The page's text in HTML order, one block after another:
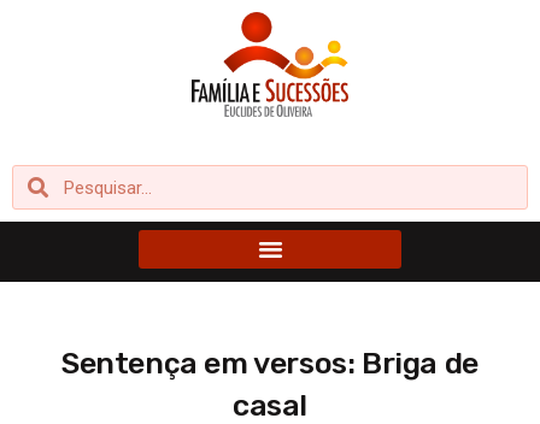
PesquisarPesquisar
Sentença em versos: Briga de
casal